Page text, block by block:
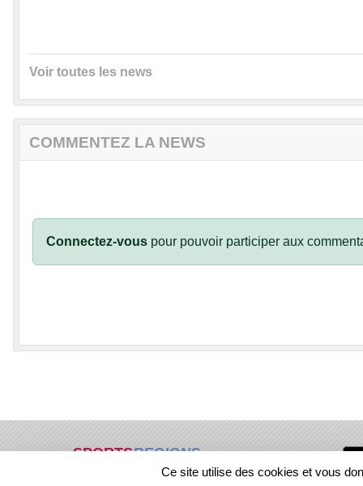
Voir toutes les news
COMMENTEZ LA NEWS
Connectez-vous pour pouvoir participer aux
SPORTSREGIONS
visites
Ce site utilise des cookies et vous